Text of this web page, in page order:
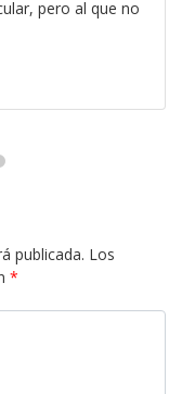
pero al que no
publicada. Los
*